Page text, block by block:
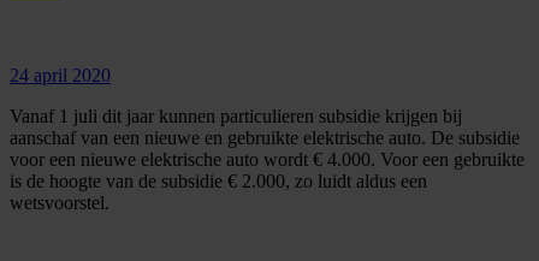
24 april 2020
Vanaf 1 juli dit jaar kunnen particulieren subsidie krijgen bij
aanschaf van een nieuwe en gebruikte elektrische auto. De subsidie
voor een nieuwe elektrische auto wordt € 4.000. Voor een gebruikte
is de hoogte van de subsidie € 2.000, zo luidt aldus een
wetsvoorstel.